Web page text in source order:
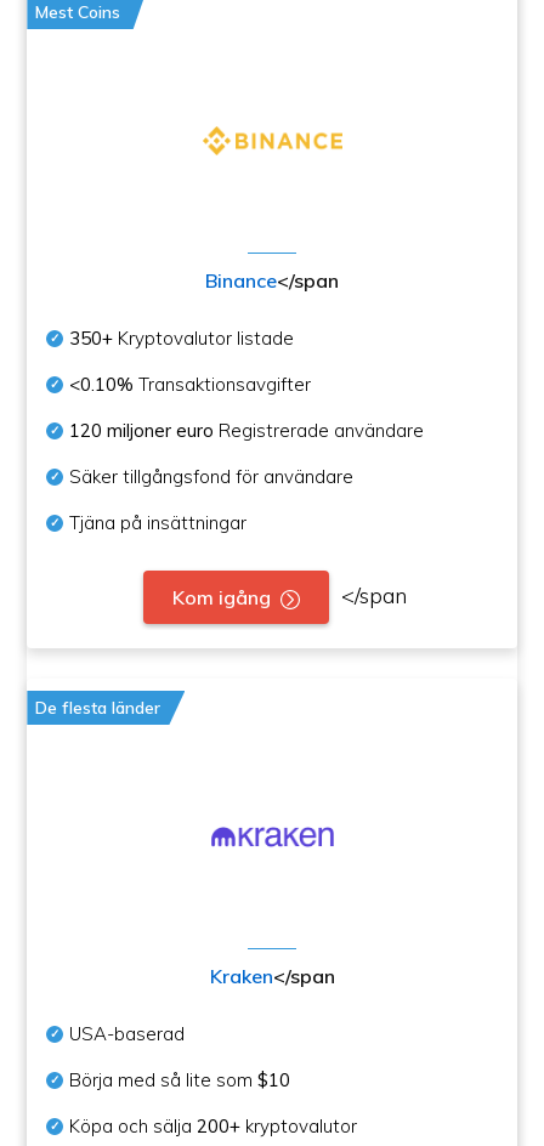
Mest Coins
Binance</span
350+ Kryptovalutor listade
<0.10% Transaktionsavgifter
120 miljoner euro Registrerade användare
Säker tillgångsfond för användare
Tjäna på insättningar
Kom igång </span
De flesta länder
Kraken</span
USA-baserad
Börja med så lite som$10
Köpa och sälja200+ kryptovalutor